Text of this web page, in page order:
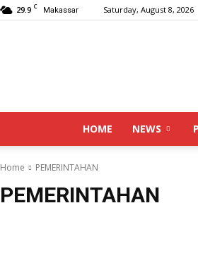
29.9 C Makassar Saturday, August 8, 2026
HOME NEWS
Home PEMERINTAHAN
PEMERINTAHAN